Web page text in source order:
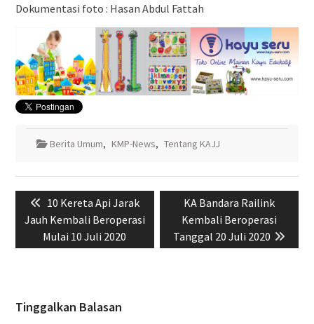
Dokumentasi foto : Hasan Abdul Fattah
Berita Umum, KMP-News, Tentang KAJJ
pos
Previous
post:
10 Kereta Api Jarak
Jauh Kembali Beroperasi
Mulai 10 Juli 2020
Next
post:
KA Bandara Railink
Kembali Beroperasi
Tanggal 20 Juli 2020
Tinggalkan Balasan